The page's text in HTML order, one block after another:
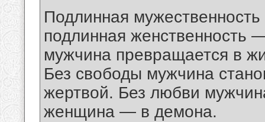
Подлинная
подлинная
мужчина превращается в
Без свободы мужчина
жертвой. Без любви
женщина — в демона.